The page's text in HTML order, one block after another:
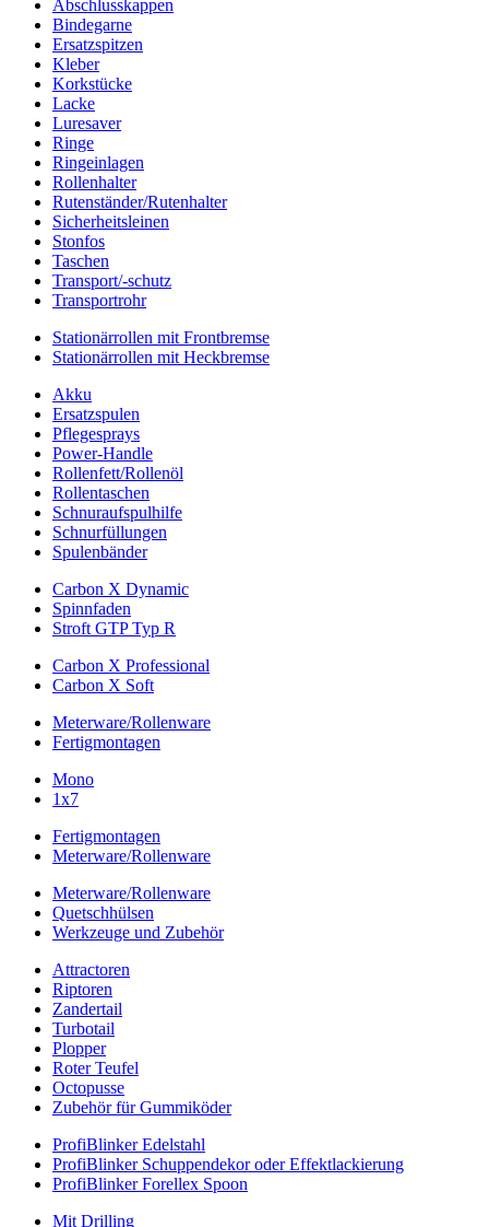
Abschlusskappen
Bindegarne
Ersatzspitzen
Kleber
Korkstücke
Lacke
Luresaver
Ringe
Ringeinlagen
Rollenhalter
Rutenständer/Rutenhalter
Sicherheitsleinen
Stonfos
Taschen
Transport/-schutz
Transportrohr
Stationärrollen mit Frontbremse
Stationärrollen mit Heckbremse
Akku
Ersatzspulen
Pflegesprays
Power-Handle
Rollenfett/Rollenöl
Rollentaschen
Schnuraufspulhilfe
Schnurfüllungen
Spulenbänder
Carbon X Dynamic
Spinnfaden
Stroft GTP Typ R
Carbon X Professional
Carbon X Soft
Meterware/Rollenware
Fertigmontagen
Mono
1x7
Fertigmontagen
Meterware/Rollenware
Meterware/Rollenware
Quetschhülsen
Werkzeuge und Zubehör
Attractoren
Riptoren
Zandertail
Turbotail
Plopper
Roter Teufel
Octopusse
Zubehör für Gummiköder
ProfiBlinker Edelstahl
ProfiBlinker Schuppendekor oder Effektlackierung
ProfiBlinker Forellex Spoon
Mit Drilling